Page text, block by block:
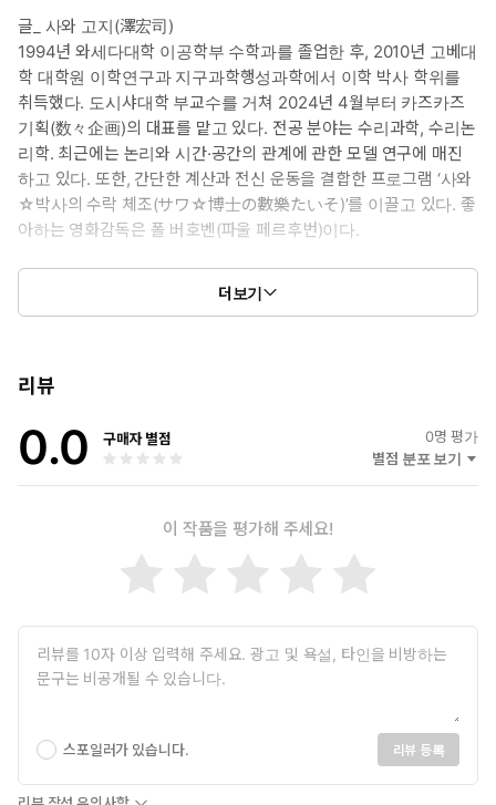
글_ 사와 고지(澤宏司)
1994년 와세다대학 이공학부 수학과를 졸업한 후, 2010년 고베대
학 대학원 이학연구과 지구과학행성과학에서 이학 박사 학위를
취득했다. 도시샤대학 부교수를 거쳐 2024년 4월부터 카즈카즈
기획(数々企画)의 대표를 맡고 있다. 전공 분야는 수리과학, 수리논
리학. 최근에는 논리와 시간·공간의 관계에 관한 모델 연구에 매진
하고 있다. 또한, 간단한 계산과 전신 운동을 결합한 프로그램 ‘사와
☆박사의 수락 체조(サワ☆博士の數樂たいそ)’를 이끌고 있다. 좋
아하는 영화감독은 폴 버호벤(파울 페르후번)이다.
그림_ 히로사키 료타로(廣﨑遼太朗)
1996년 나고야에서 태어났다. 그래픽 디자이너이자 일러스트레
물리학과를 졸업하고 대학원에서 일어교육과 일본 근대문학을 공
부했다. 재미있고 의미 있는 책을 찾아 국내에 소개하고 우리말로
옮기는 일을 한다. 현재 소통인(人)공감 에이전시에서도 번역가로
옮긴 책으로 『아는 만큼 보이는 세상-우주 편』 『아는 만큼 보
이는 세상-수학 편』 『아는 만큼 보이는 세상-물리 편』 『교도
소의 정신과 의사』 『종교의 흑역사』 『마지막 산책』 『후회
더보기
리뷰
0.0 구매자 별점 0명 평가
별점 분포 보기
이 작품을 평가해 주세요!
스포일러가 있습니다. 리뷰 등록